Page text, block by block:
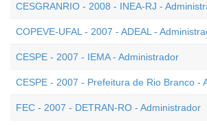
CESGRANRIO - 2008 - INEA-RJ -
COPEVE-UFAL - 2007 - ADEAL -
CESPE - 2007 - IEMA - Administrador
CESPE - 2007 - Prefeitura de Rio Branco -
FEC - 2007 - DETRAN-RO - Administrador